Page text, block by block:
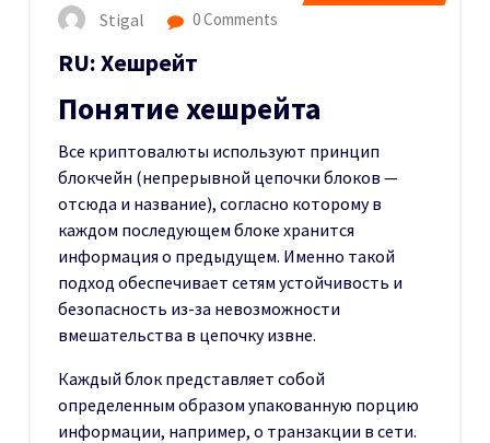
Stigal 0 Comments
RU: Хешрейт
Понятие хешрейта
Все криптовалюты используют принцип
блокчейн (непрерывной цепочки блоков —
отсюда и название), согласно которому в
каждом последующем блоке хранится
информация о предыдущем. Именно такой
подход обеспечивает сетям устойчивость и
безопасность из-за невозможности
вмешательства в цепочку извне.
Каждый блок представляет собой
определенным образом упакованную порцию
информации, например, о транзакции в сети.